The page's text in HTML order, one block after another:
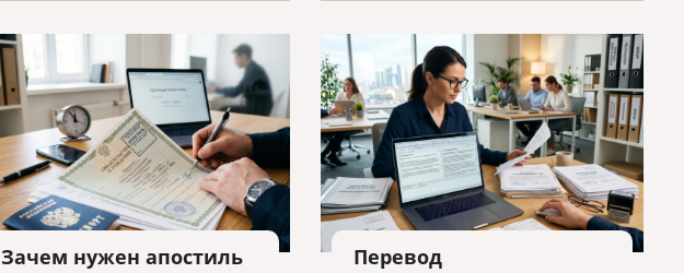
оформления без лишних хлопот.
Зачем нужен апостиль
Перевод